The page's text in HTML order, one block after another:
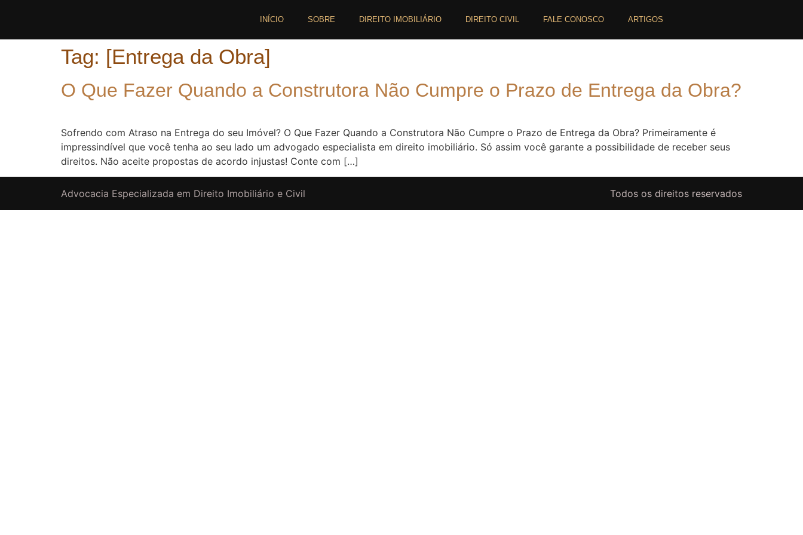
INÍCIO SOBRE DIREITO IMOBILIÁRIO DIREITO CIVIL FALE CONOSCO ARTIGOS
Tag: [Entrega da Obra]
O Que Fazer Quando a Construtora Não Cumpre o Prazo de Entrega da Obra?
Sofrendo com Atraso na Entrega do seu Imóvel? O Que Fazer Quando a Construtora Não Cumpre o Prazo de Entrega da Obra? Primeiramente é
impressindível que você tenha ao seu lado um advogado especialista em direito imobiliário. Só assim você garante a possibilidade de receber seus
direitos. Não aceite propostas de acordo injustas! Conte com […]
Advocacia Especializada em Direito Imobiliário e Civil Todos os direitos reservados